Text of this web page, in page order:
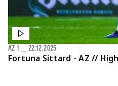
Fortuna Sittard - AZ //
AZ 1 22.12.2025